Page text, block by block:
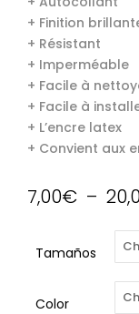
+ Finition
+ Résistant
+ Imperméable
+ Facile à
+ Facile à
+ L’encre latex
+ Convient aux
7,00€ –
Tamaños
Color